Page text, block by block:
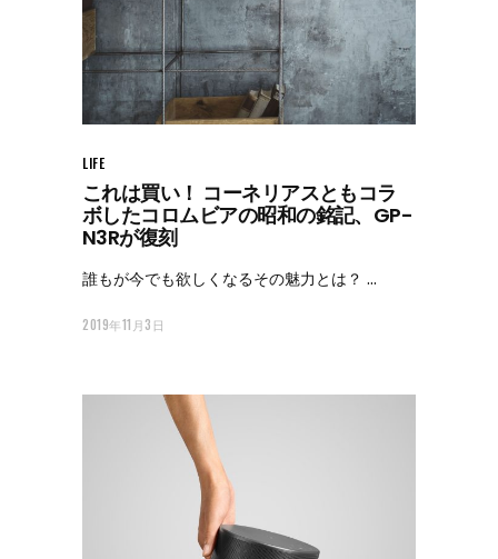
LIFE
これは買い！ コーネリアスともコラ
ボしたコロムビアの昭和の銘記、GP-
N3Rが復刻
誰もが今でも欲しくなるその魅力とは？
2019年11月3日